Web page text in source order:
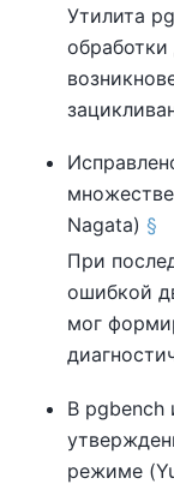
Утилита
обработки
Nagata) §
При
ошибкой
мог
В pgbench
режиме